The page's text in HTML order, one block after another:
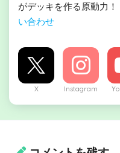
がデッキを作る原動力！
い合わせ
X Instagram